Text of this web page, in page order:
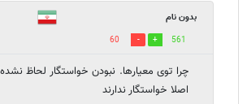
بدون نام
561
60
چرا توی معیارها. نبودن خواستگار لحاظ
اصلا خواستگار ندارند